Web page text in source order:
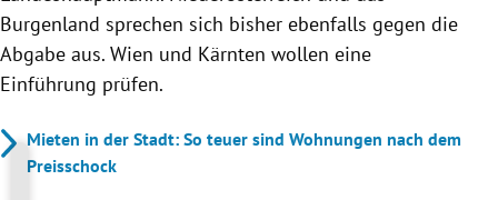
Burgenland sprechen sich bisher ebenfalls gegen die
Abgabe aus. Wien und Kärnten wollen eine
Einführung prüfen.
Mieten in der Stadt: So teuer sind Wohnungen nach dem
Preisschock